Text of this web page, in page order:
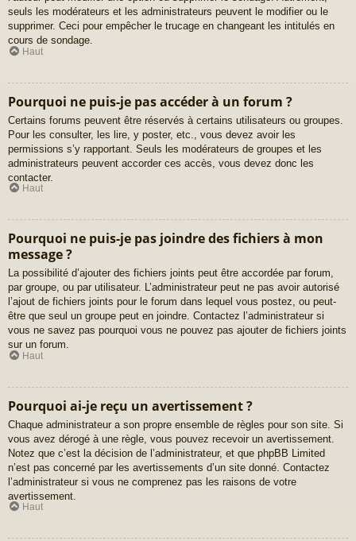
seuls les modérateurs et les administrateurs peuvent le modifier ou le
supprimer. Ceci pour empêcher le trucage en changeant les intitulés en
cours de sondage.
Haut
Pourquoi ne puis-je pas accéder à un forum ?
Certains forums peuvent être réservés à certains utilisateurs ou groupes.
Pour les consulter, les lire, y poster, etc., vous devez avoir les
permissions s’y rapportant. Seuls les modérateurs de groupes et les
administrateurs peuvent accorder ces accès, vous devez donc les
contacter.
Haut
Pourquoi ne puis-je pas joindre des fichiers à mon
message ?
La possibilité d’ajouter des fichiers joints peut être accordée par forum,
par groupe, ou par utilisateur. L’administrateur peut ne pas avoir autorisé
l’ajout de fichiers joints pour le forum dans lequel vous postez, ou peut-
être que seul un groupe peut en joindre. Contactez l’administrateur si
vous ne savez pas pourquoi vous ne pouvez pas ajouter de fichiers joints
sur un forum.
Haut
Pourquoi ai-je reçu un avertissement ?
Chaque administrateur a son propre ensemble de règles pour son site. Si
vous avez dérogé à une règle, vous pouvez recevoir un avertissement.
Notez que c’est la décision de l’administrateur, et que phpBB Limited
n’est pas concerné par les avertissements d’un site donné. Contactez
l’administrateur si vous ne comprenez pas les raisons de votre
avertissement.
Haut